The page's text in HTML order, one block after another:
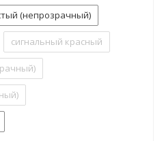
(непрозрачный)
сигнальный красный